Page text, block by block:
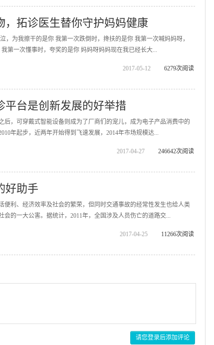
，拓诊医生替你守护妈妈健康
，为我擦干的是你 我第一次跌倒时，搀扶的是你 我第一次喊妈妈呀，
第一次懂事时，夸奖的是你 妈妈呀妈妈现在我已经长大...
2017-05-12 6279次阅读
平台是创新发展的好举措
后，可穿戴式智能设备则成为了厂商们的宠儿，成为电子产品消费中的
年起步，近两年开始得到飞速发展，2014年市场规模达...
2017-04-27 246642次阅读
好助手
便利、经济效率及社会的繁荣，但同时交通事故的经常性发生也给人类
的一大公害。据统计，2011年，全国涉及人员伤亡的道路交...
2017-04-25 11266次阅读
请您登录后添加评论